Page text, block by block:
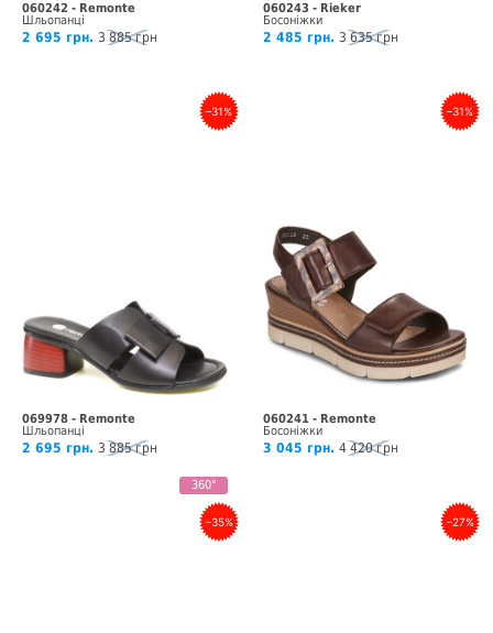
060242 - Remonte
Шльопанці
2 695 грн. 3 885 грн
060243 - Rieker
Босоніжки
2 485 грн. 3 635 грн
–31%
069978 - Remonte
Шльопанці
2 695 грн. 3 885 грн
360°
–31%
060241 - Remonte
Босоніжки
3 045 грн. 4 420 грн
–35% –27%